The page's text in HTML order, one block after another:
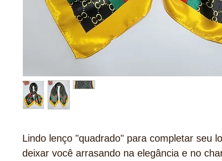
Lindo lenço "quadrado" para completar seu
deixar você arrasando na elegância e no